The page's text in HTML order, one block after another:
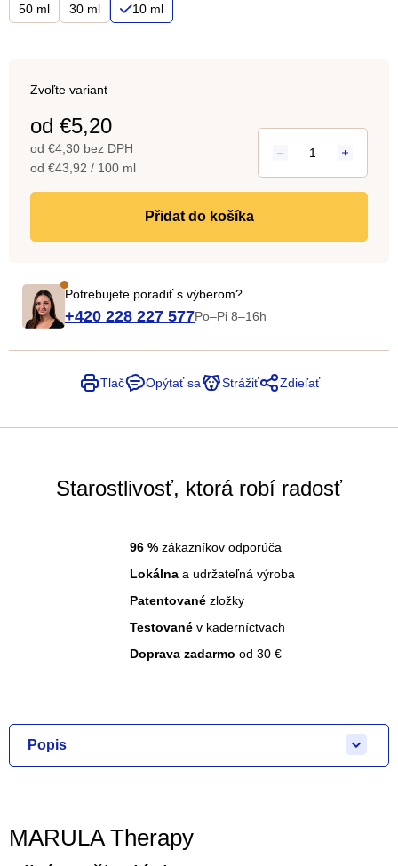
50 ml 30 ml 10 ml
od €5,20
od €4,30 bez DPH
Jednotková
cena:
od €43,92 / 100 ml
Zvoľte variant
do košíka
Potrebujete poradiť s výberom?
+420 228 227 577Po–Pi 8–16h
Tlač Opýtať sa Strážiť Zdieľať
Starostlivosť, ktorá robí radosť
96 % zákazníkov odporúča
Lokálna a udržateľná výroba
Patentované zložky
Testované v kaderníctvach
Doprava zadarmo od 30 €
Popis
MARULA Therapy